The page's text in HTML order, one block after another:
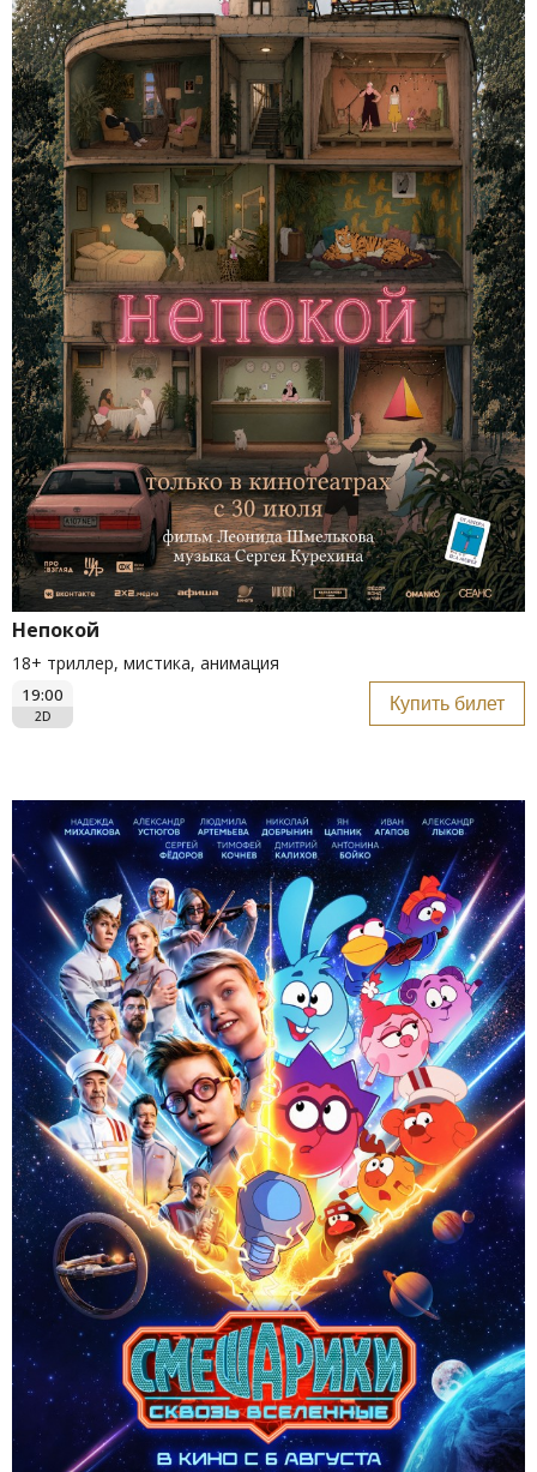
Непокой
18+ триллер, мистика, анимация
19:00
2D
Купить билет